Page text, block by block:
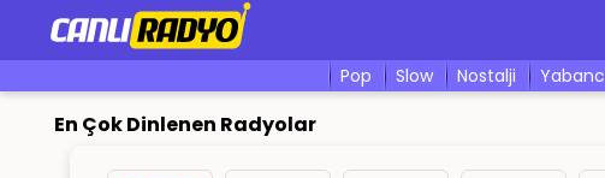
pop slow nostalji
En Çok Dinlenen Radyolar